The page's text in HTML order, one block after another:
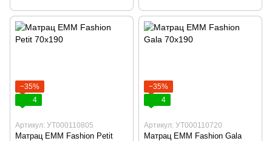
−35%
4
Артикул: УТ000110805
Матрац EMM Fashion Petit
−35%
4
Артикул: УТ000110720
Матрац EMM Fashion Gala